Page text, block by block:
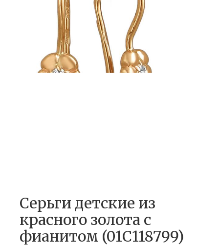
Серьги детские из
красного золота c
фианитом (01С118799)